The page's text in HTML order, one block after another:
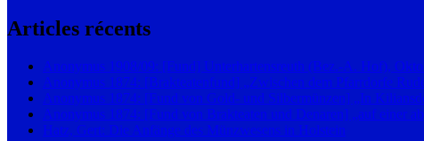
Articles récents
Anonymus 1908/09: [Fund] Unterhartensreuth (Bez.-A. Hof),
Anonymus 1874: [Brakteatenfund] „Zwischen dem Pfarrdorfe
Anonymus 1874: [Fund von Gold- und Silbermünzen] „In
Anonymus 1874: [Fund von Brakteaten und Denaren] „auf einer
Hatz, Gert: Die Anfänge des Münzwesens in Holstein